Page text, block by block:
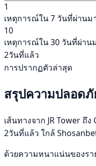
1
เหตุการณ์ใน 7 วันที่ผ่านม
10
เหตุการณ์ใน 30 วันที่ผ่าน
2วันที่แล้ว
การปรากฏตัวล่าสุด
สรุปความปลอดภั
เส้นทางจาก JR Tower ถึ
2วันที่แล้ว ใกล้
ด้วยความหนาแน่นของรา